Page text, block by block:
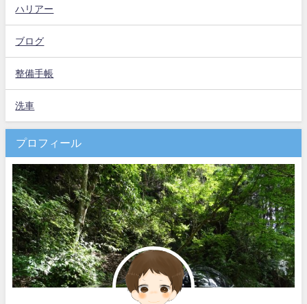
ハリアー
ブログ
整備手帳
洗車
プロフィール